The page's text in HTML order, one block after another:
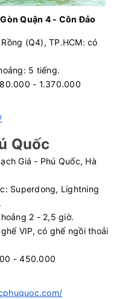
Quận 4 - Côn Đảo
(Q4), TP.HCM: có
5 tiếng.
- 1.370.000
Quốc
Giá - Phú Quốc, Hà
Superdong, Lightning
2 - 2,5 giờ.
VIP, có ghế ngồi thoải
- 450.000